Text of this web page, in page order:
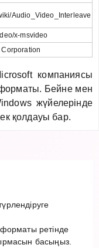
Audio_Video_Interleave
x-msvideo
Corporation
компаниясы
форматы. Бейне мен
жүйелерінде
қолдауы бар.
ретінде
басыңыз.